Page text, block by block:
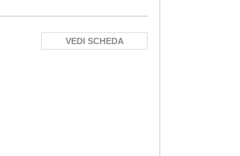
VEDI SCHEDA